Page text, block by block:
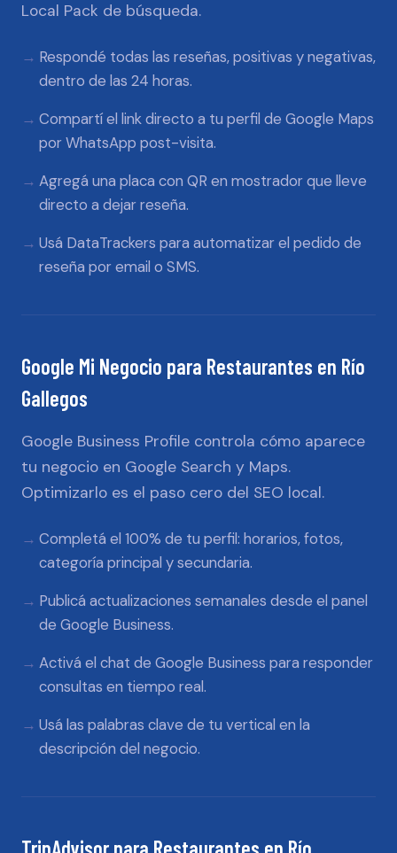
Local Pack de búsqueda.
Respondé todas las reseñas, positivas y negativas,
dentro de las 24 horas.
Compartí el link directo a tu perfil de Google Maps
por WhatsApp post-visita.
Agregá una placa con QR en mostrador que lleve
directo a dejar reseña.
Usá DataTrackers para automatizar el pedido de
reseña por email o SMS.
Google Mi Negocio para Restaurantes en Río
Gallegos
Google Business Profile controla cómo aparece
tu negocio en Google Search y Maps.
Optimizarlo es el paso cero del SEO local.
Completá el 100% de tu perfil: horarios, fotos,
categoría principal y secundaria.
Publicá actualizaciones semanales desde el panel
de Google Business.
Activá el chat de Google Business para responder
consultas en tiempo real.
Usá las palabras clave de tu vertical en la
descripción del negocio.